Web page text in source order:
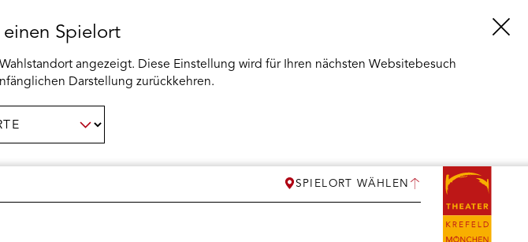
SPIELORT WÄHLEN
einen Spielort
angezeigt. Diese Einstellung wird für Ihren nächsten Websitebesuch
Darstellung zurückkehren.